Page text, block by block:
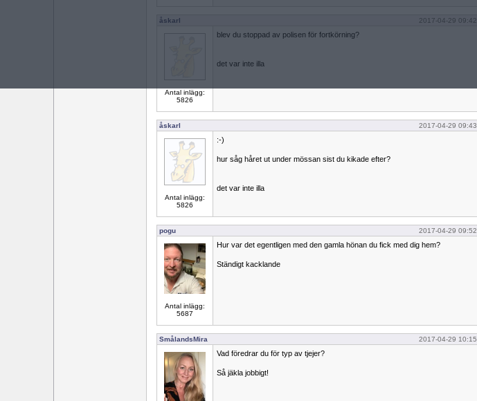
åskarl 2017-04-29 09:42
Antal inlägg:
5826
blev du stoppad av polisen för fortkörning?
det var inte illa
åskarl 2017-04-29 09:43
Antal inlägg:
5826
:-)
hur såg håret ut under mössan sist du kikade efter?
det var inte illa
pogu 2017-04-29 09:52
Antal inlägg:
5687
Hur var det egentligen med den gamla hönan du fick med dig hem?
Ständigt kacklande
SmålandsMira 2017-04-29 10:15
Vad föredrar du för typ av tjejer?
Så jäkla jobbigt!